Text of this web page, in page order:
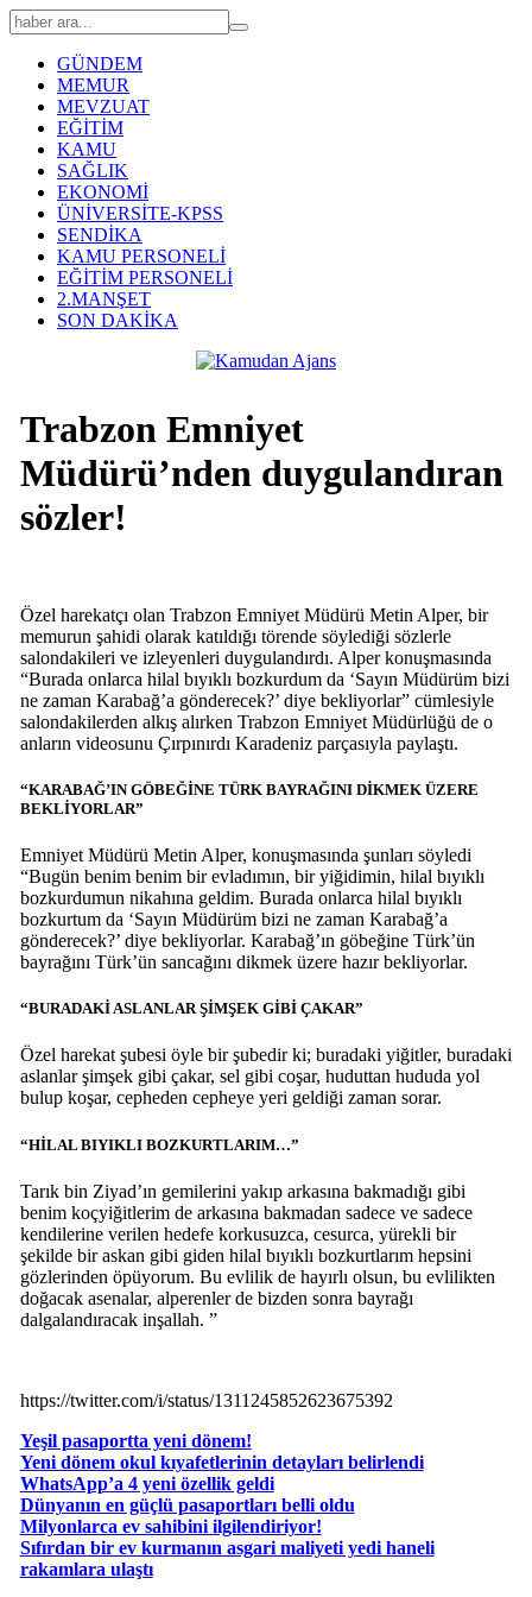
GÜNDEM
MEMUR
MEVZUAT
EĞİTİM
KAMU
SAĞLIK
EKONOMİ
ÜNİVERSİTE-KPSS
SENDİKA
KAMU PERSONELİ
EĞİTİM PERSONELİ
2.MANŞET
SON DAKİKA
Trabzon Emniyet
Müdürü’nden duygulandıran
sözler!
Özel harekatçı olan Trabzon Emniyet Müdürü Metin Alper, bir
memurun şahidi olarak katıldığı törende söylediği sözlerle
salondakileri ve izleyenleri duygulandırdı. Alper konuşmasında
“Burada onlarca hilal bıyıklı bozkurdum da ‘Sayın Müdürüm bizi
ne zaman Karabağ’a gönderecek?’ diye bekliyorlar” cümlesiyle
salondakilerden alkış alırken Trabzon Emniyet Müdürlüğü de o
anların videosunu Çırpınırdı Karadeniz parçasıyla paylaştı.
“KARABAĞ’IN GÖBEĞİNE TÜRK BAYRAĞINI DİKMEK ÜZERE
BEKLİYORLAR”
Emniyet Müdürü Metin Alper, konuşmasında şunları söyledi
“Bugün benim benim bir evladımın, bir yiğidimin, hilal bıyıklı
bozkurdumun nikahına geldim. Burada onlarca hilal bıyıklı
bozkurtum da ‘Sayın Müdürüm bizi ne zaman Karabağ’a
gönderecek?’ diye bekliyorlar. Karabağ’ın göbeğine Türk’ün
bayrağını Türk’ün sancağını dikmek üzere hazır bekliyorlar.
“BURADAKİ ASLANLAR ŞİMŞEK GİBİ ÇAKAR”
Özel harekat şubesi öyle bir şubedir ki; buradaki yiğitler, buradaki
aslanlar şimşek gibi çakar, sel gibi coşar, huduttan hududa yol
bulup koşar, cepheden cepheye yeri geldiği zaman sorar.
“HİLAL BIYIKLI BOZKURTLARIM…”
Tarık bin Ziyad’ın gemilerini yakıp arkasına bakmadığı gibi
benim koçyiğitlerim de arkasına bakmadan sadece ve sadece
kendilerine verilen hedefe korkusuzca, cesurca, yürekli bir
şekilde bir askan gibi giden hilal bıyıklı bozkurtlarım hepsini
gözlerinden öpüyorum. Bu evlilik de hayırlı olsun, bu evlilikten
doğacak asenalar, alperenler de bizden sonra bayrağı
dalgalandıracak inşallah. ”
https://twitter.com/i/status/1311245852623675392
Yeşil pasaportta yeni dönem!
Yeni dönem okul kıyafetlerinin detayları belirlendi
WhatsApp’a 4 yeni özellik geldi
Dünyanın en güçlü pasaportları belli oldu
Milyonlarca ev sahibini ilgilendiriyor!
Sıfırdan bir ev kurmanın asgari maliyeti yedi haneli
rakamlara ulaştı